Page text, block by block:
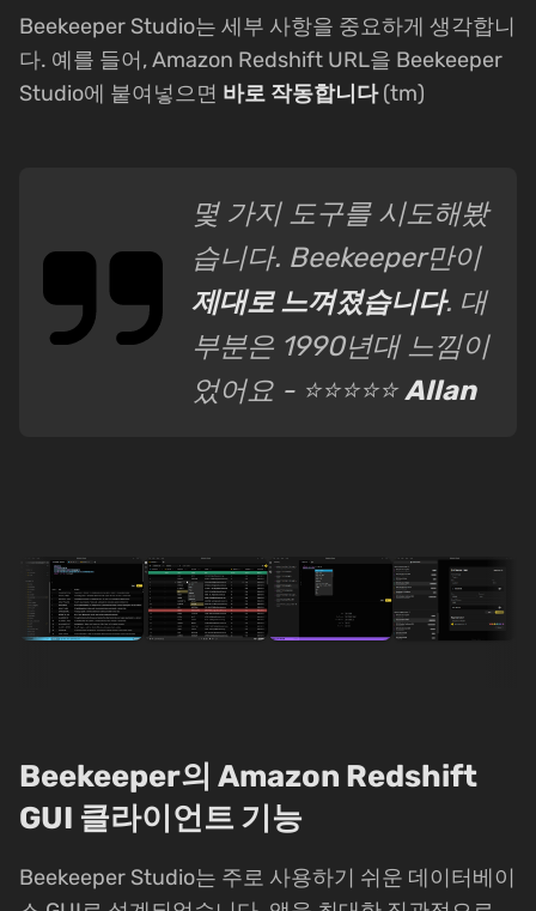
Beekeeper Studio는 세부 사항을 중요하게 생각합니
다. 예를 들어, Amazon Redshift URL을 Beekeeper
Studio에 붙여넣으면 바로 작동합니다(tm)
몇 가지 도구를 시도해봤
습니다. Beekeeper만이
제대로 느껴졌습니다. 대
부분은 1990년대 느낌이
었어요 - ⭐⭐⭐⭐⭐Allan
Beekeeper의 Amazon Redshift
GUI 클라이언트 기능
Beekeeper Studio는 주로 사용하기 쉬운 데이터베이